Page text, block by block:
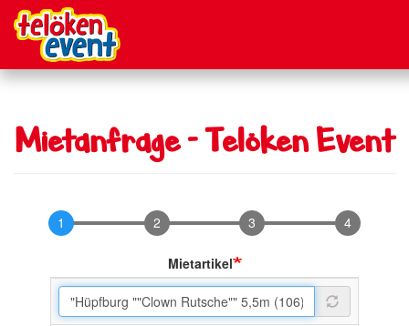
Direkt
Mietanfrage - Telöken Event
1 2 3 4
Mietartikel
Mietartikel